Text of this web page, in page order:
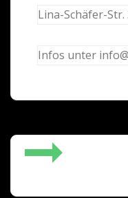
Lina-Schäfer-
Infos unter